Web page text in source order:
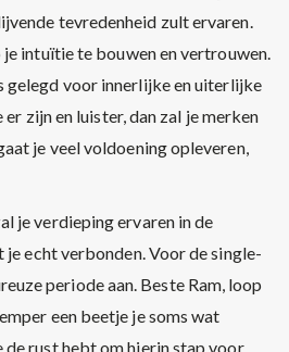
tevredenheid zult ervaren.
intuïtie te bouwen en vertrouwen.
gelegd voor innerlijke en uiterlijke
zijn en luister, dan zal je merken
je veel voldoening opleveren,
je verdieping ervaren in de
je echt verbonden. Voor de single-
periode aan. Beste Ram, loop
een beetje je soms wat
de rust hebt om hierin stap voor